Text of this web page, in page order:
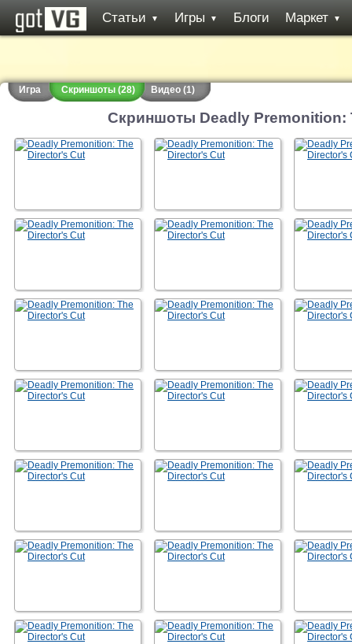
Статьи ▼ Игры ▼ Блоги Маркет ▼
Игра Скриншоты (28) Видео (1)
Скриншоты Deadly Premonition: